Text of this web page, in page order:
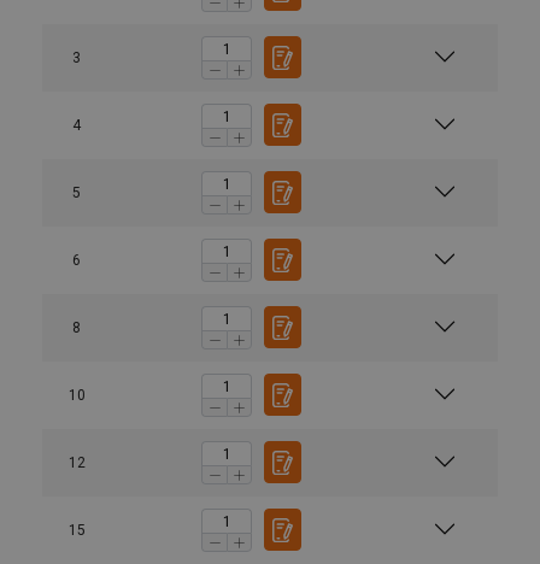
3
4
5
6
8
10
12
15